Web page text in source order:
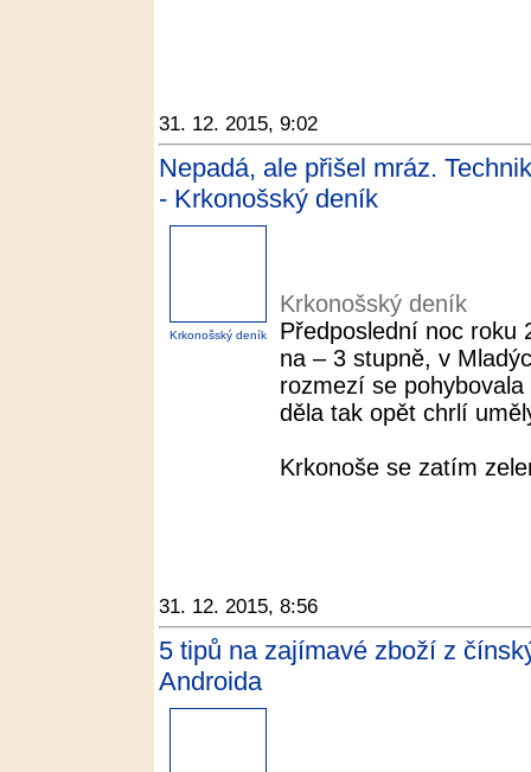
31. 12. 2015, 9:02
Nepadá, ale přišel mráz.
- Krkonošský deník
Krkonošský deník
Krkonošský deník
Předposlední noc roku
na – 3 stupně, v
rozmezí se
děla tak opět chrlí
Krkonoše se zatím
31. 12. 2015, 8:56
5 tipů na zajímavé zboží z
Androida